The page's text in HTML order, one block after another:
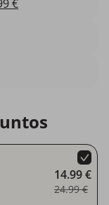
€
14.99 €
24.99 €